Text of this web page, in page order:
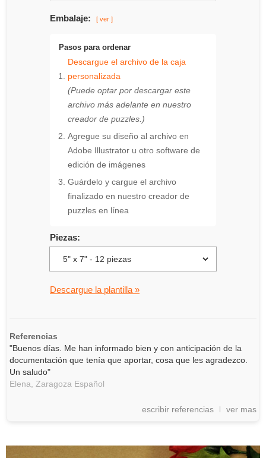
Embalaje: [ ver ]
Pasos para ordenar
Descargue el archivo de la caja
personalizada
(Puede optar por descargar este
archivo más adelante en nuestro
creador de puzzles.)
Agregue su diseño al archivo en
Adobe Illustrator u otro software de
edición de imágenes
Guárdelo y cargue el archivo
finalizado en nuestro creador de
puzzles en línea
Piezas:
Descargue la plantilla »
Referencias
"Buenos días. Me han informado bien y con anticipación de la
documentación que tenía que aportar, cosa que les agradezco.
Un saludo"
Elena,
Zaragoza Español
escribir referencias ver mas